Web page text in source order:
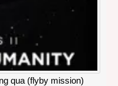
qua (flyby mission)